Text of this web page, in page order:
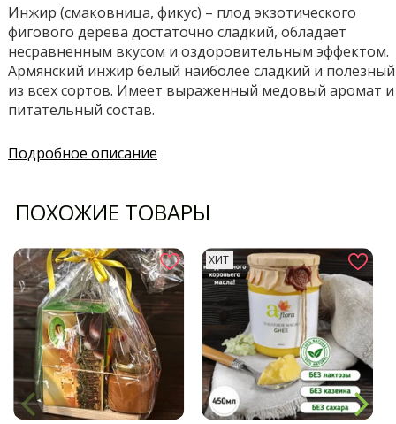
Инжир (смаковница, фикус) – плод экзотического
фигового дерева достаточно сладкий, обладает
несравненным вкусом и оздоровительным эффектом.
Армянский инжир белый наиболее сладкий и полезный
из всех сортов. Имеет выраженный медовый аромат и
питательный состав.
Подробное описание
ПОХОЖИЕ ТОВАРЫ
ХИТ